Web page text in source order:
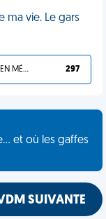
ma vie. Le gars
TU L'AS BIEN MÉRITÉ 297
et où les gaffes
SUIVANTE